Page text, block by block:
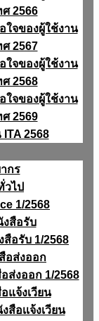
2566
ใจของผู้ใช้งาน
2567
ใจของผู้ใช้งาน
2568
ใจของผู้ใช้งาน
2569
2568
กร
วไป
1/2568
งสือรับ
สือรับ 1/2568
อส่งออก
ส่งออก 1/2568
แจ้งเวียน
สือเเจ้งเวียน